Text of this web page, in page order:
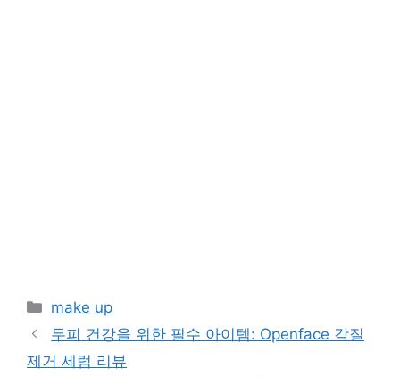
Categories
make up
두피 건강을 위한 필수 아이템: Openface 각질
제거 세럼 리뷰